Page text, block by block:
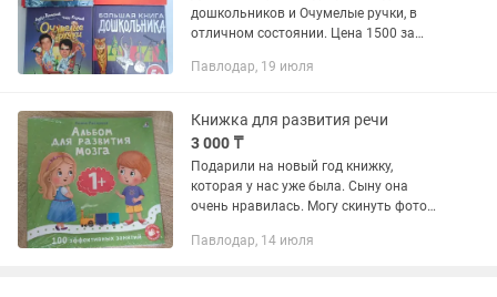
дошкольников и Очумелые ручки, в
отличном состоянии. Цена 1500 за
четыре книги! Район Химгородков.
Павлодар, 19 июля
Книжка для развития речи
3 000 ₸
Подарили на новый год книжку,
которая у нас уже была. Сыну она
очень нравилась. Могу скинуть фото
отвечаю, дам номер
Павлодар, 14 июля